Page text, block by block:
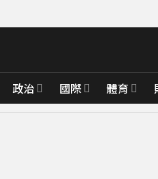
政治 國際 體育